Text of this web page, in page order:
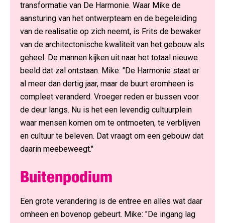
transformatie van De Harmonie. Waar Mike de
aansturing van het ontwerpteam en de begeleiding
van de realisatie op zich neemt, is Frits de bewaker
van de architectonische kwaliteit van het gebouw als
geheel. De mannen kijken uit naar het totaal nieuwe
beeld dat zal ontstaan. Mike: "De Harmonie staat er
al meer dan dertig jaar, maar de buurt eromheen is
compleet veranderd. Vroeger reden er bussen voor
de deur langs. Nu is het een levendig cultuurplein
waar mensen komen om te ontmoeten, te verblijven
en cultuur te beleven. Dat vraagt om een gebouw dat
daarin meebeweegt."
Buitenpodium
Een grote verandering is de entree en alles wat daar
omheen en bovenop gebeurt. Mike: "De ingang lag